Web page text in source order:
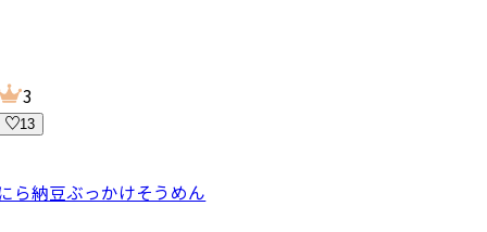
3
13
ら納豆ぶっかけそうめん